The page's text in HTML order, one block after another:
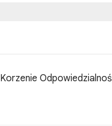
Korzenie